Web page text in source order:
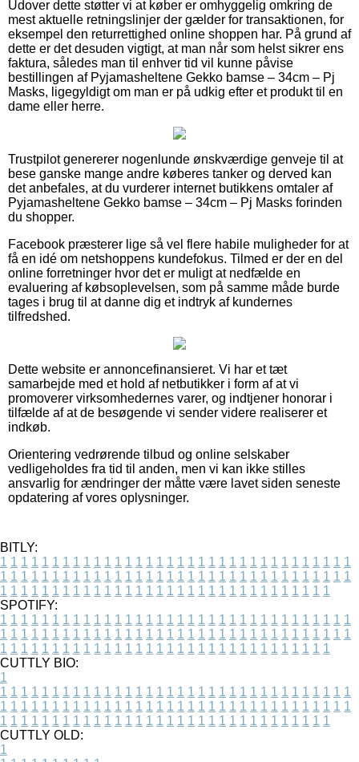
Udover dette støtter vi at køber er omhyggelig omkring de
mest aktuelle retningslinjer der gælder for transaktionen, for
eksempel den returrettighed online shoppen har. På grund af
dette er det desuden vigtigt, at man når som helst sikrer ens
faktura, således man til enhver tid vil kunne påvise
bestillingen af Pyjamasheltene Gekko bamse – 34cm – Pj
Masks, ligegyldigt om man er på udkig efter et produkt til en
dame eller herre.
Trustpilot genererer nogenlunde ønskværdige genveje til at
bese ganske mange andre køberes tanker og derved kan
det anbefales, at du vurderer internet butikkens omtaler af
Pyjamasheltene Gekko bamse – 34cm – Pj Masks forinden
du shopper.
Facebook præsterer lige så vel flere habile muligheder for at
få en idé om netshoppens kundefokus. Tilmed er der en del
online forretninger hvor det er muligt at nedfælde en
evaluering af købsoplevelsen, som på samme måde burde
tages i brug til at danne dig et indtryk af kundernes
tilfredshed.
Dette website er annoncefinansieret. Vi har et tæt
samarbejde med et hold af netbutikker i form af at vi
promoverer virksomhedernes varer, og indtjener honorar i
tilfælde af at de besøgende vi sender videre realiserer et
indkøb.
Orientering vedrørende tilbud og online selskaber
vedligeholdes fra tid til anden, men vi kan ikke stilles
ansvarlig for ændringer der måtte være lavet siden seneste
opdatering af vores oplysninger.
BITLY:
1 1 1 1 1 1 1 1 1 1 1 1 1 1 1 1 1 1 1 1 1 1 1 1 1 1 1 1 1 1 1 1 1 1
1 1 1 1 1 1 1 1 1 1 1 1 1 1 1 1 1 1 1 1 1 1 1 1 1 1 1 1 1 1 1 1 1 1
1 1 1 1 1 1 1 1 1 1 1 1 1 1 1 1 1 1 1 1 1 1 1 1 1 1 1 1 1 1 1 1
SPOTIFY:
1 1 1 1 1 1 1 1 1 1 1 1 1 1 1 1 1 1 1 1 1 1 1 1 1 1 1 1 1 1 1 1 1 1
1 1 1 1 1 1 1 1 1 1 1 1 1 1 1 1 1 1 1 1 1 1 1 1 1 1 1 1 1 1 1 1 1 1
1 1 1 1 1 1 1 1 1 1 1 1 1 1 1 1 1 1 1 1 1 1 1 1 1 1 1 1 1 1 1 1
CUTTLY BIO:
1
1 1 1 1 1 1 1 1 1 1 1 1 1 1 1 1 1 1 1 1 1 1 1 1 1 1 1 1 1 1 1 1 1 1
1 1 1 1 1 1 1 1 1 1 1 1 1 1 1 1 1 1 1 1 1 1 1 1 1 1 1 1 1 1 1 1 1 1
1 1 1 1 1 1 1 1 1 1 1 1 1 1 1 1 1 1 1 1 1 1 1 1 1 1 1 1 1 1 1 1
CUTTLY OLD:
1